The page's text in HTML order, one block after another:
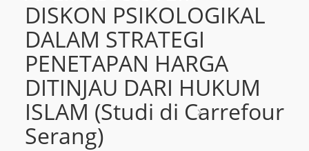
Policy
Journal History
radio_button_unchecked About This OJS
group People
radio_button_unchecked
DISKON PSIKOLOGIKAL
DALAM STRATEGI
PENETAPAN HARGA
DITINJAU DARI HUKUM
ISLAM (Studi di Carrefour
Serang)